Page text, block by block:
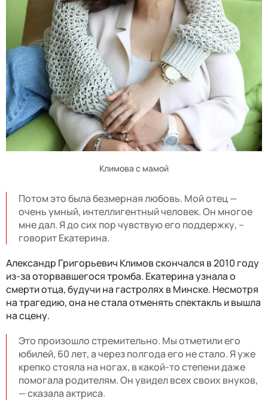
Климова с мамой
Потом это была безмерная любовь. Мой отец —
очень умный, интеллигентный человек. Он многое
мне дал. Я до сих пор чувствую его поддержку, –
говорит Екатерина.
Александр Григорьевич Климов скончался в 2010 году
из-за оторвавшегося тромба. Екатерина узнала о
смерти отца, будучи на гастролях в Минске. Несмотря
на трагедию, она не стала отменять спектакль и вышла
на сцену.
Это произошло стремительно. Мы отметили его
юбилей, 60 лет, а через полгода его не стало. Я уже
крепко стояла на ногах, в какой-то степени даже
помогала родителям. Он увидел всех своих внуков,
— сказала актриса.